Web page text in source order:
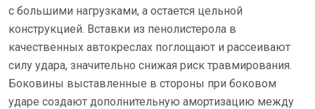
с большими нагрузками, а остается цельной
конструкцией. Вставки из пенолистерола в
качественных автокреслах поглощают и рассеивают
силу удара, значительно снижая риск травмирования.
Боковины выставленные в стороны при боковом
ударе создают дополнительную амортизацию между